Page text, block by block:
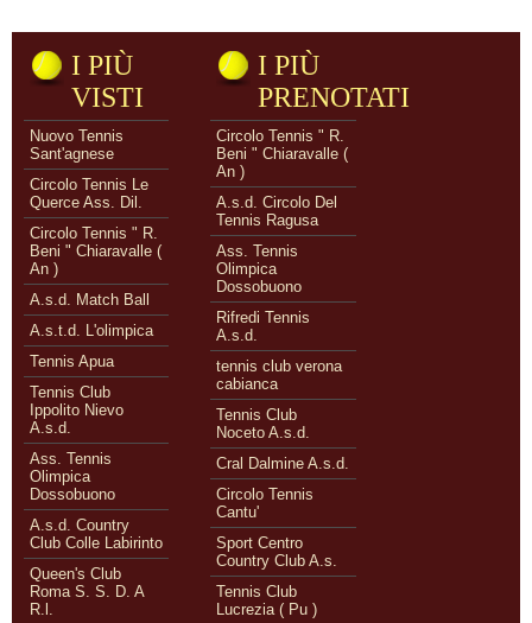
I PIÙ
VISTI
Nuovo Tennis
Sant'agnese
Circolo Tennis Le
Querce Ass. Dil.
Circolo Tennis " R.
Beni " Chiaravalle (
An )
A.s.d. Match Ball
A.s.t.d. L'olimpica
Tennis Apua
Tennis Club
Ippolito Nievo
A.s.d.
Ass. Tennis
Olimpica
Dossobuono
A.s.d. Country
Club Colle Labirinto
Queen's Club
Roma S. S. D. A
R.l.
I PIÙ
PRENOTATI
Circolo Tennis " R.
Beni " Chiaravalle (
An )
A.s.d. Circolo Del
Tennis Ragusa
Ass. Tennis
Olimpica
Dossobuono
Rifredi Tennis
A.s.d.
tennis club verona
cabianca
Tennis Club
Noceto A.s.d.
Cral Dalmine A.s.d.
Circolo Tennis
Cantu'
Sport Centro
Country Club A.s.
Tennis Club
Lucrezia ( Pu )